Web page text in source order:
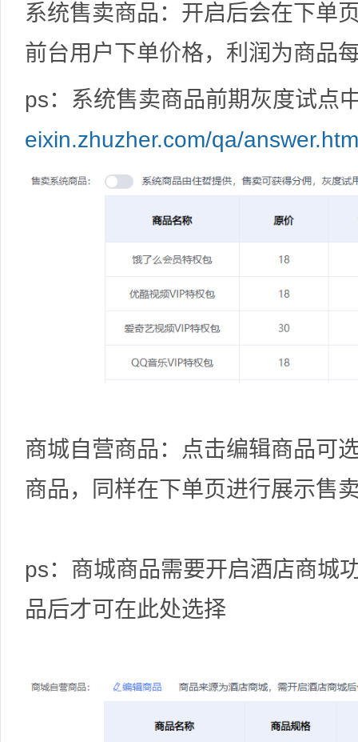
系统售卖商品：开启后会在下单
前台用户下单价格，利润为商品
ps：系统售卖商品前期灰度试点
eixin.zhuzher.com/qa/
商城自营商品：点击编辑商品可
商品，同样在下单页进行展示售
ps：商城商品需要开启酒店商城
品后才可在此处选择